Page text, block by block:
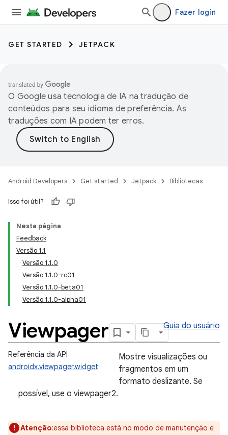
Fazer login
GET STARTED JETPACK
O Google usa tecnologia de IA na tradução de
conteúdos para seu idioma de preferência. As
traduções com IA podem ter erros.
Android Developers Get started Jetpack Bibliotecas
Isso foi útil?
Nesta página
Feedback
Versão 1.1
Versão 1.1.0
Versão 1.1.0-rc01
Versão 1.1.0-beta01
Versão 1.1.0-alpha01
Viewpager Guia do usuário
Referência da API
androidx.viewpager.widget
Mostre visualizações ou
fragmentos em um
formato deslizante. Se
possível, use o viewpager2.
Atenção:essa biblioteca está no modo de manutenção e